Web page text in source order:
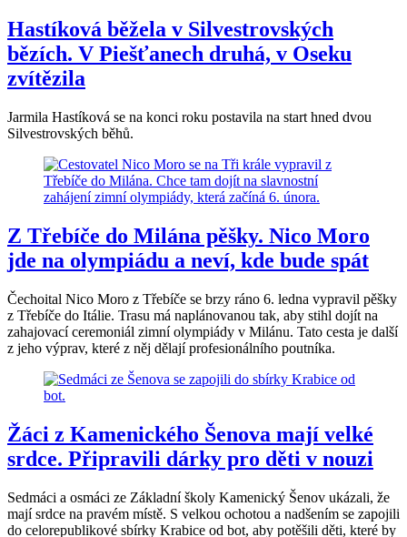
Hastíková běžela v Silvestrovských
bězích. V Piešťanech druhá, v Oseku
zvítězila
Jarmila Hastíková se na konci roku postavila na start hned dvou
Silvestrovských běhů.
Z Třebíče do Milána pěšky. Nico Moro
jde na olympiádu a neví, kde bude spát
Čechoital Nico Moro z Třebíče se brzy ráno 6. ledna vypravil pěšky
z Třebíče do Itálie. Trasu má naplánovanou tak, aby stihl dojít na
zahajovací ceremoniál zimní olympiády v Milánu. Tato cesta je další
z jeho výprav, které z něj dělají profesionálního poutníka.
Žáci z Kamenického Šenova mají velké
srdce. Připravili dárky pro děti v nouzi
Sedmáci a osmáci ze Základní školy Kamenický Šenov ukázali, že
mají srdce na pravém místě. S velkou ochotou a nadšením se zapojili
do celorepublikové sbírky Krabice od bot, aby potěšili děti, které by